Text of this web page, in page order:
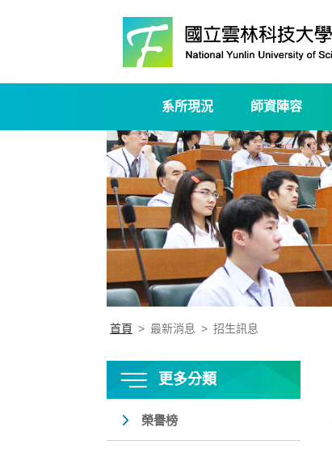
系所現況 師資陣容
首頁 > 最新消息 > 招生訊息
更多分類
榮譽榜